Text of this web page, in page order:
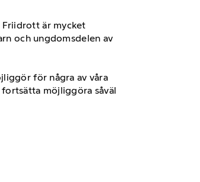
Friidrott är mycket
och ungdomsdelen av
för några av våra
möjliggöra såväl